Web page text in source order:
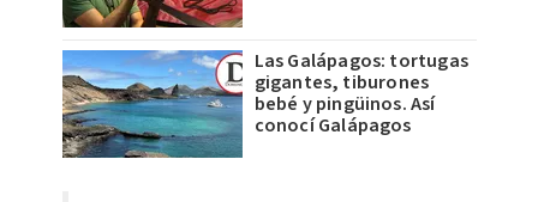
Las Galápagos: tortugas
gigantes, tiburones
bebé y pingüinos. Así
conocí Galápagos